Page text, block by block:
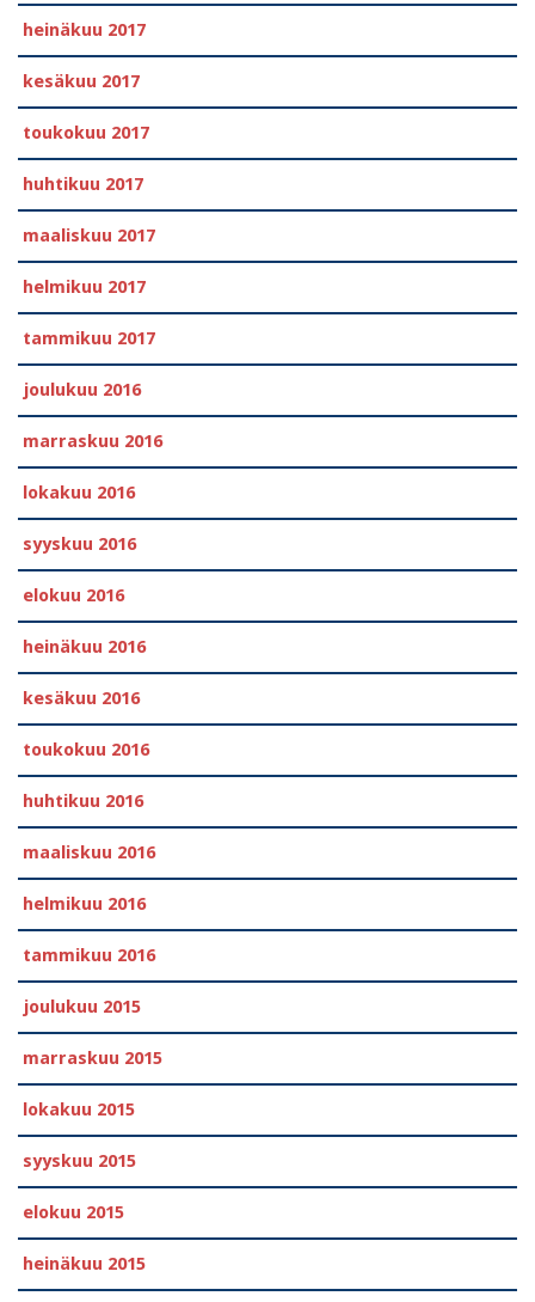
heinäkuu 2017
kesäkuu 2017
toukokuu 2017
huhtikuu 2017
maaliskuu 2017
helmikuu 2017
tammikuu 2017
joulukuu 2016
marraskuu 2016
lokakuu 2016
syyskuu 2016
elokuu 2016
heinäkuu 2016
kesäkuu 2016
toukokuu 2016
huhtikuu 2016
maaliskuu 2016
helmikuu 2016
tammikuu 2016
joulukuu 2015
marraskuu 2015
lokakuu 2015
syyskuu 2015
elokuu 2015
heinäkuu 2015